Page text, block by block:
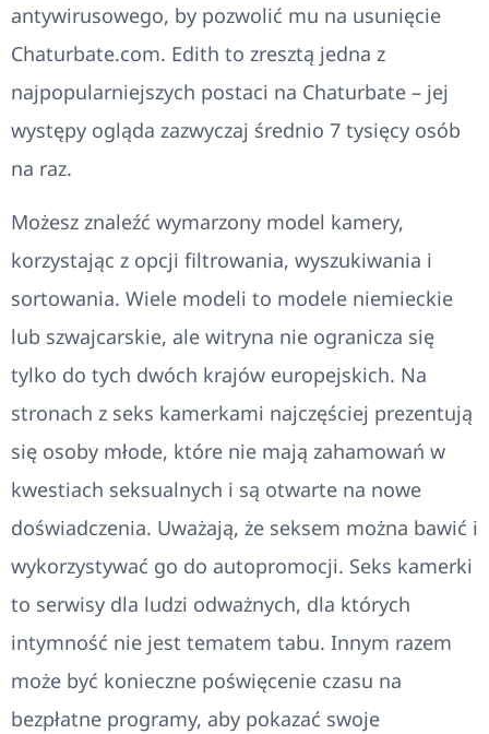
antywirusowego, by pozwolić mu na usunięcie
Chaturbate.com. Edith to zresztą jedna z
najpopularniejszych postaci na Chaturbate – jej
występy ogląda zazwyczaj średnio 7 tysięcy osób
na raz.
Możesz znaleźć wymarzony model kamery,
korzystając z opcji filtrowania, wyszukiwania i
sortowania. Wiele modeli to modele niemieckie
lub szwajcarskie, ale witryna nie ogranicza się
tylko do tych dwóch krajów europejskich. Na
stronach z seks kamerkami najczęściej prezentują
się osoby młode, które nie mają zahamowań w
kwestiach seksualnych i są otwarte na nowe
doświadczenia. Uważają, że seksem można bawić i
wykorzystywać go do autopromocji. Seks kamerki
to serwisy dla ludzi odważnych, dla których
intymność nie jest tematem tabu. Innym razem
może być konieczne poświęcenie czasu na
bezpłatne programy, aby pokazać swoje